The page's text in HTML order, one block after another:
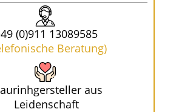
(0)911 13089585
Beratung)
aus
Leidenschaft